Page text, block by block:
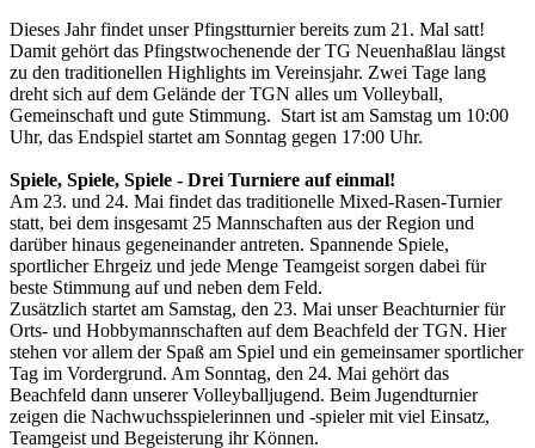
Dieses Jahr findet unser Pfingstturnier bereits zum 21. Mal satt!
Damit gehört das Pfingstwochenende der TG Neuenhaßlau längst
zu den traditionellen Highlights im Vereinsjahr. Zwei Tage lang
dreht sich auf dem Gelände der TGN alles um Volleyball,
Gemeinschaft und gute Stimmung. Start ist am Samstag um 10:00
Uhr, das Endspiel startet am Sonntag gegen 17:00 Uhr.
Spiele, Spiele, Spiele - Drei Turniere auf einmal!
Am 23. und 24. Mai findet das traditionelle Mixed-Rasen-Turnier
statt, bei dem insgesamt 25 Mannschaften aus der Region und
darüber hinaus gegeneinander antreten. Spannende Spiele,
sportlicher Ehrgeiz und jede Menge Teamgeist sorgen dabei für
beste Stimmung auf und neben dem Feld.
Zusätzlich startet am Samstag, den 23. Mai unser Beachturnier für
Orts- und Hobbymannschaften auf dem Beachfeld der TGN. Hier
stehen vor allem der Spaß am Spiel und ein gemeinsamer sportlicher
Tag im Vordergrund. Am Sonntag, den 24. Mai gehört das
Beachfeld dann unserer Volleyballjugend. Beim Jugendturnier
zeigen die Nachwuchsspielerinnen und -spieler mit viel Einsatz,
Teamgeist und Begeisterung ihr Können.